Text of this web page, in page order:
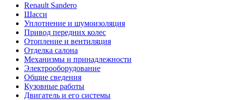
Renault Sandero
Шасси
Уплотнение и шумоизоляция
Привод передних колес
Отопление и вентиляция
Отделка салона
Механизмы и принадлежности
Электрооборудование
Общие сведения
Кузовные работы
Двигатель и его системы